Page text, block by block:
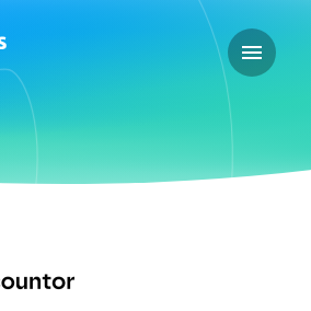
Open